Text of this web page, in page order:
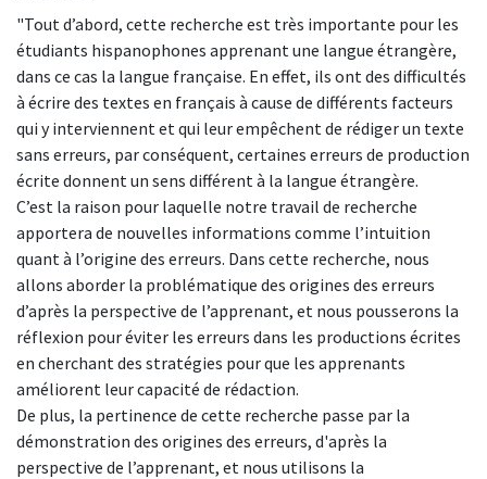
"Tout d’abord, cette recherche est très importante pour les
étudiants hispanophones apprenant une langue étrangère,
dans ce cas la langue française. En effet, ils ont des difficultés
à écrire des textes en français à cause de différents facteurs
qui y interviennent et qui leur empêchent de rédiger un texte
sans erreurs, par conséquent, certaines erreurs de production
écrite donnent un sens différent à la langue étrangère.
C’est la raison pour laquelle notre travail de recherche
apportera de nouvelles informations comme l’intuition
quant à l’origine des erreurs. Dans cette recherche, nous
allons aborder la problématique des origines des erreurs
d’après la perspective de l’apprenant, et nous pousserons la
réflexion pour éviter les erreurs dans les productions écrites
en cherchant des stratégies pour que les apprenants
améliorent leur capacité de rédaction.
De plus, la pertinence de cette recherche passe par la
démonstration des origines des erreurs, d'après la
perspective de l’apprenant, et nous utilisons la